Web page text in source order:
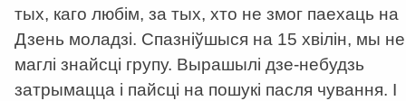
тых, каго любім, за тых, хто не змог паехаць на
Дзень моладзі. Спазніўшыся на 15 хвілін, мы не
маглі знайсці групу. Вырашылі дзе-небудзь
затрымацца і пайсці на пошукі пасля чування. І